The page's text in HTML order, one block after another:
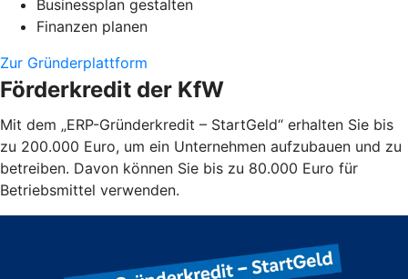
Businessplan gestalten
Finanzen planen
Zur Gründerplattform
Förderkredit der KfW
Mit dem „ERP-Gründerkredit – StartGeld“ erhalten Sie bis
zu 200.000 Euro, um ein Unternehmen aufzubauen und zu
betreiben. Davon können Sie bis zu 80.000 Euro für
Betriebsmittel verwenden.